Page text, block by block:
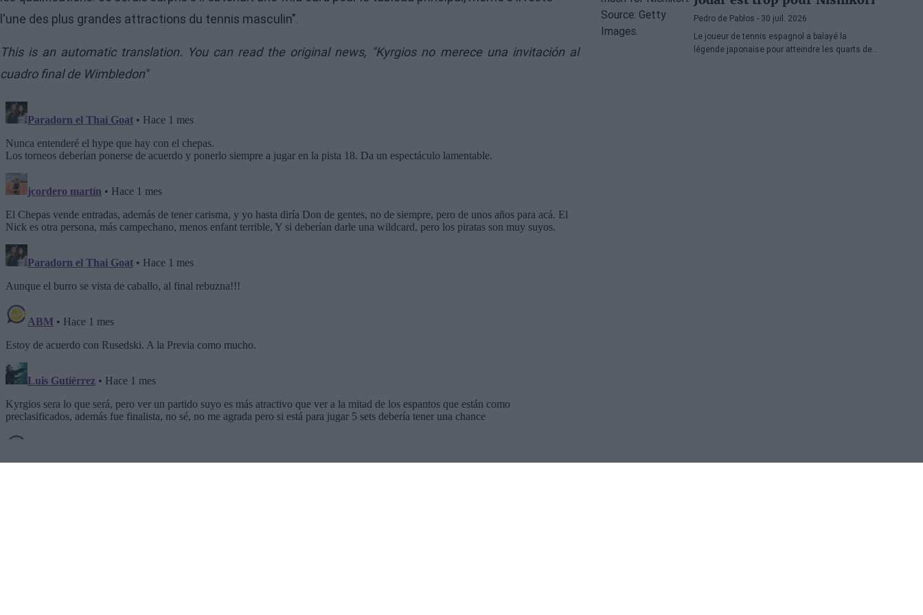
l'une des plus grandes attractions du tennis masculin".
This is an automatic translation. You can read the original news, "Kyrgios no merece una invitación al
cuadro final de Wimbledon"
Pedro de Pablos - 30 juil. 2026
Le joueur de tennis espagnol a balayé la
légende japonaise pour atteindre les quarts de